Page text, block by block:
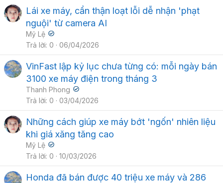
Lái xe máy, cẩn thận loạt lỗi dễ nhận 'phạt
nguội' từ camera AI
Mỹ Lệ
Trả lời 0 06/04/2026
VinFast lập kỷ lục chưa từng có: mỗi ngày bán
3100 xe máy điện trong tháng 3
Thanh Phong
Trả lời 0 03/04/2026
Những cách giúp xe máy bớt 'ngốn' nhiên liệu
khi giá xăng tăng cao
Mỹ Lệ
Trả lời 0 10/03/2026
Honda đã bán được 40 triệu xe máy và 286